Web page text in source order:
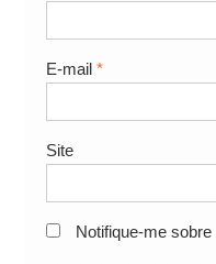
E-mail *
Site
Notifique-me